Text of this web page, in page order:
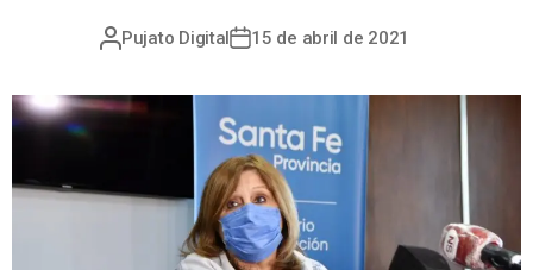
Pujato Digital 15 de abril de 2021